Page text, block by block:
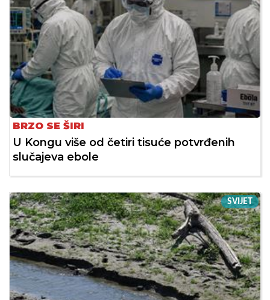
BRZO SE ŠIRI
U Kongu više od četiri tisuće potvrđenih
slučajeva ebole
SVIJET